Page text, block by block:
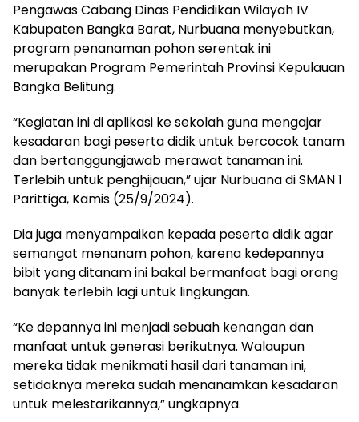
Pengawas Cabang Dinas Pendidikan Wilayah IV
Kabupaten Bangka Barat, Nurbuana menyebutkan,
program penanaman pohon serentak ini
merupakan Program Pemerintah Provinsi Kepulauan
Bangka Belitung.
“Kegiatan ini di aplikasi ke sekolah guna mengajar
kesadaran bagi peserta didik untuk bercocok tanam
dan bertanggungjawab merawat tanaman ini.
Terlebih untuk penghijauan,” ujar Nurbuana di SMAN 1
Parittiga, Kamis (25/9/2024).
Dia juga menyampaikan kepada peserta didik agar
semangat menanam pohon, karena kedepannya
bibit yang ditanam ini bakal bermanfaat bagi orang
banyak terlebih lagi untuk lingkungan.
“Ke depannya ini menjadi sebuah kenangan dan
manfaat untuk generasi berikutnya. Walaupun
mereka tidak menikmati hasil dari tanaman ini,
setidaknya mereka sudah menanamkan kesadaran
untuk melestarikannya,” ungkapnya.